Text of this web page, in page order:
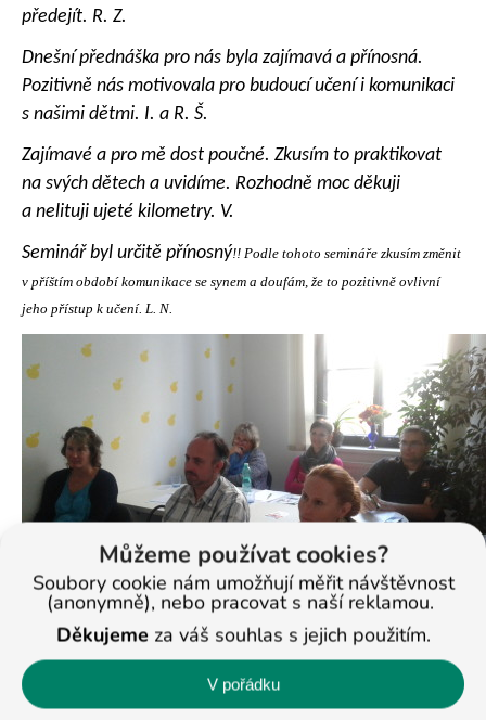
Můžeme používat cookies?
Soubory cookie nám umožňují měřit návštěvnost
(anonymně), nebo pracovat s naší reklamou.
Děkujemeza váš souhlas s jejich použitím.
V pořádku
předejít. R. Z.
Dnešní přednáška pro nás byla zajímavá a přínosná.
Pozitivně nás motivovala pro budoucí učení i komunikaci
s našimi dětmi. I. a R. Š.
Zajímavé a pro mě dost poučné. Zkusím to praktikovat
na svých dětech a uvidíme. Rozhodně moc děkuji
a nelituji ujeté kilometry. V.
Seminář byl určitě přínosný!! Podle tohoto semináře zkusím změnit
v příštím období komunikace se synem a doufám, že to pozitivně ovlivní
jeho přístup k učení. L. N.
< Na všechny články